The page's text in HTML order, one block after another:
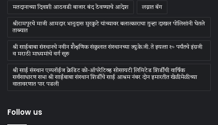
मतदानाच्या दिवशी आठवडी बाजार बंद ठेवण्याचे आदेश
लग्नात बॅग
श्रीरामपूरचे माजी आमदार भानुदास मुरकुटे यांच्यावर बलात्काराचा गुन्हा दाखल पोलिसांनी घेतले
ताब्यात
श्री साईबाबा संस्‍थानचे नवीन शैक्षणिक संकुलात संस्‍थानच्‍या ज्‍यु.के.जी. ते इयत्‍ता १० पर्यंतचे इंग्रजी
व मराठी माध्‍यमांचे वर्ग सुरु
श्री साई संस्थान एम्प्लॉईज क्रेडिट को-ऑपरेटिव्ह सोसायटी लिमिटेड शिर्डीची वार्षिक
सर्वसाधारण सभा श्री साईबाबा संस्थान शिर्डीचे साई आश्रम नंबर दोन इमारतीत खेळीमेळीच्या
वातावरणात पार पडली
Follow us